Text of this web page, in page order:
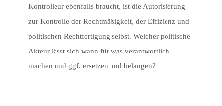
Kontrolleur ebenfalls braucht, ist die Autorisierung
zur Kontrolle der Rechtmäßigkeit, der Effizienz und
politischen Rechtfertigung selbst. Welcher politische
Akteur lässt sich wann für was verantwortlich
machen und ggf. ersetzen und belangen?